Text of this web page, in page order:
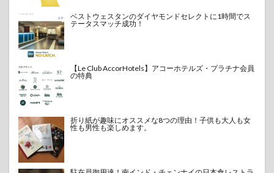
ベストウェスタンのダイヤモンドセレクトに1時間でス
テータスマッチ成功！
【Le Club AccorHotels】アコーホテルズ・プラチナ会員
の特典
折り紙が趣味にオススメな8つの理由！子供も大人も女
性も男性も楽しめます。